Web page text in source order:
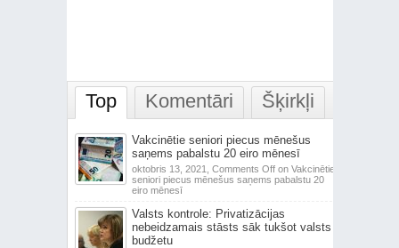
Top Komentāri Šķirkļi
Vakcinētie seniori piecus mēnešus
saņems pabalstu 20 eiro mēnesī
oktobris 13, 2021, Comments Offon Vakcinētie
seniori piecus mēnešus saņems pabalstu 20
eiro mēnesī
Valsts kontrole: Privatizācijas
nebeidzamais stāsts sāk tukšot valsts
budžetu